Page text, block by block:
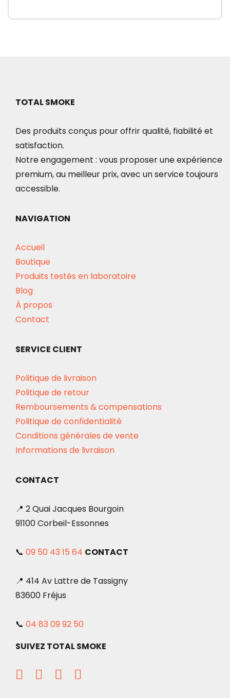
TOTAL SMOKE
Des produits conçus pour offrir qualité, fiabilité et
satisfaction.
Notre engagement : vous proposer une expérience
premium, au meilleur prix, avec un service toujours
accessible.
NAVIGATION
Accueil
Boutique
Produits testés en laboratoire
Blog
À propos
Contact
SERVICE CLIENT
Politique de livraison
Politique de retour
Remboursements & compensations
Politique de confidentialité
Conditions générales de vente
Informations de livraison
CONTACT
📍 2 Quai Jacques Bourgoin
91100 Corbeil-Essonnes
📞 09 50 43 15 64 CONTACT
📍 414 Av Lattre de Tassigny
83600 Fréjus
📞 04 83 09 92 50
SUIVEZ TOTAL SMOKE